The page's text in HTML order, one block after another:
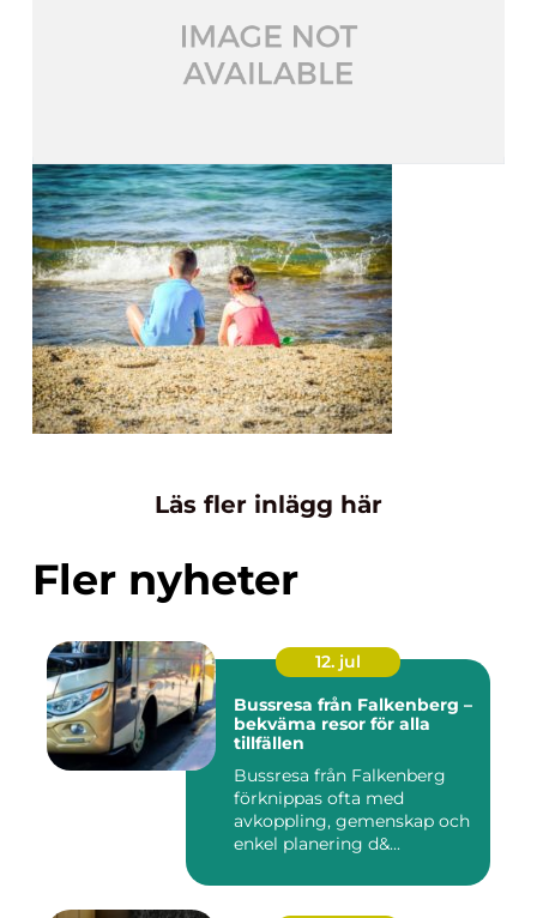
Läs fler inlägg här
Fler nyheter
12. jul
Bussresa från Falkenberg –
bekväma resor för alla
tillfällen
Bussresa från Falkenberg
förknippas ofta med
avkoppling, gemenskap och
enkel planering d&...